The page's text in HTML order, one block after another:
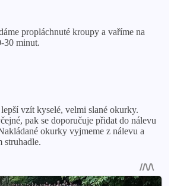
propláchnuté kroupy a vaříme na
30 minut.
vzít kyselé, velmi slané okurky.
pak se doporučuje přidat do nálevu
okurky vyjmeme z nálevu a
struhadle.